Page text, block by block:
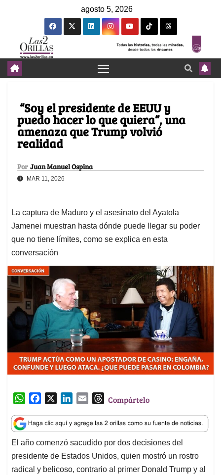
agosto 5, 2026
“Soy el presidente de EEUU y
puedo hacer lo que quiera”, una
amenaza que Trump volvió
realidad
Por Juan Manuel Ospina
MAR 11, 2026
La captura de Maduro y el asesinato del Ayatola
Jamenei muestran hasta dónde puede llegar su poder
que no tiene límites, como se explica en esta
conversación
W
a
t
s
A
p
c
e
b
o
o
n
k
e
d
I
a
i
l
T
r
e
a
d
s
Compártelo
El año comenzó sacudido por dos decisiones del
presidente de Estados Unidos, quien mostró un rostro
radical y belicoso, contrario al primer Donald Trump y al